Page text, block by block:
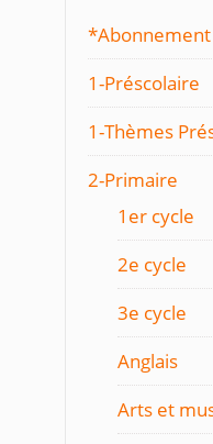
*Abonnement
1-Préscolaire
1-Thèmes
2-Primaire
1er cycle
2e cycle
3e cycle
Anglais
Arts et